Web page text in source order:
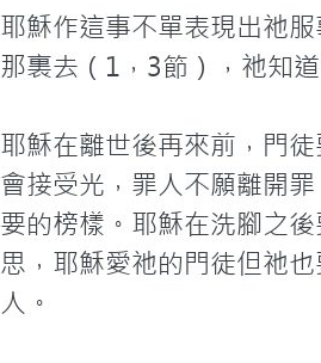
耶穌作這事不單表現出祂
那裏去（1，3節），祂知
耶穌在離世後再來前，門
會接受光，罪人不願離開
要的榜樣。耶穌在洗腳之
思，耶穌愛祂的門徒但祂
人。